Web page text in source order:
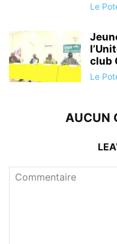
Le
club
Le
AUCUN